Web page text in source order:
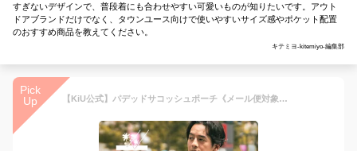
すぎないデザインで、普段着にも合わせやすい可愛いものが知りたいです。アウト
ドアブランドだけでなく、タウンユース向けで使いやすいサイズ感やポケット配置
のおすすめ商品を教えてください。
キテミヨ-kitemiyo-編集部
Pick
Up
【KiU公式】パデッドサコッシュポーチ《メール便対象》【防水 撥水 サコッシュ ショルダーバッグ ポーチ 2way キルティング おしゃれ メンズ レディース】